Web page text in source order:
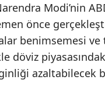
Modi’nin
önce
benimsemesi
döviz
azaltabilecek